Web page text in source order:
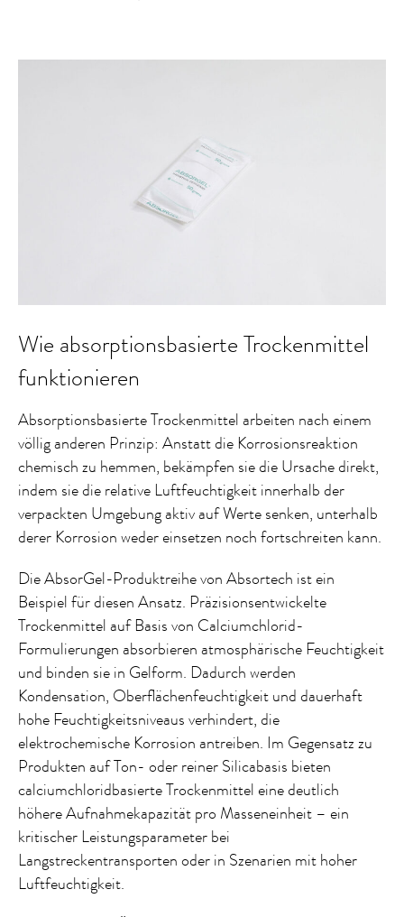
Wie absorptionsbasierte Trockenmittel
funktionieren
Absorptionsbasierte Trockenmittel arbeiten nach einem
völlig anderen Prinzip: Anstatt die Korrosionsreaktion
chemisch zu hemmen, bekämpfen sie die Ursache direkt,
indem sie die relative Luftfeuchtigkeit innerhalb der
verpackten Umgebung aktiv auf Werte senken, unterhalb
derer Korrosion weder einsetzen noch fortschreiten kann.
Die AbsorGel-Produktreihe von Absortech ist ein
Beispiel für diesen Ansatz. Präzisionsentwickelte
Trockenmittel auf Basis von Calciumchlorid-
Formulierungen absorbieren atmosphärische Feuchtigkeit
und binden sie in Gelform. Dadurch werden
Kondensation, Oberflächenfeuchtigkeit und dauerhaft
hohe Feuchtigkeitsniveaus verhindert, die
elektrochemische Korrosion antreiben. Im Gegensatz zu
Produkten auf Ton- oder reiner Silicabasis bieten
calciumchloridbasierte Trockenmittel eine deutlich
höhere Aufnahmekapazität pro Masseneinheit – ein
kritischer Leistungsparameter bei
Langstreckentransporten oder in Szenarien mit hoher
Luftfeuchtigkeit.